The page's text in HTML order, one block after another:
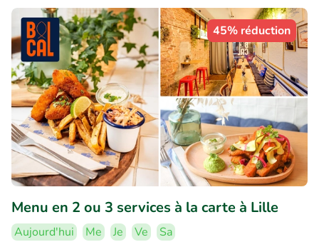
45% réduction
Menu en 2 ou 3 services à la carte à Lille
Aujourd'hui Me Je Ve
Sa